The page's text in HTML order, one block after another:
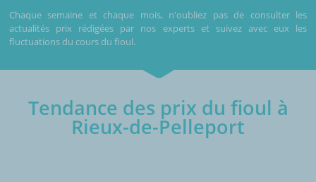
Chaque semaine et chaque mois, n'oubliez pas de consulter les
actualités prix rédigées par nos experts et suivez avec eux les
fluctuations du cours du fioul.
Tendance des prix du fioul à
Rieux-de-Pelleport